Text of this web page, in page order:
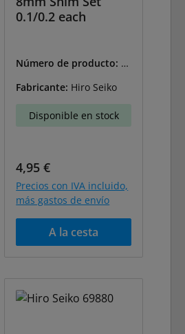
0.1/0.2 each
Número de producto: H
Fabricante: Hiro Seiko
Disponible en stock
Precio normal:
4,95 €
Precios con IVA incluido,
más gastos de envío
A la cesta